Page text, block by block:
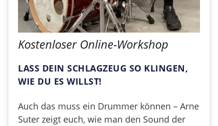
Kostenloser Online-Workshop
LASS DEIN SCHLAGZEUG SO KLINGEN,
WIE DU ES WILLST!
Auch das muss ein Drummer können – Arne
Suter zeigt euch, wie man den Sound der